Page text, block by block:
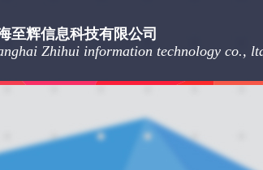
至辉信息科技有限公司
Zhihui information technology co.,